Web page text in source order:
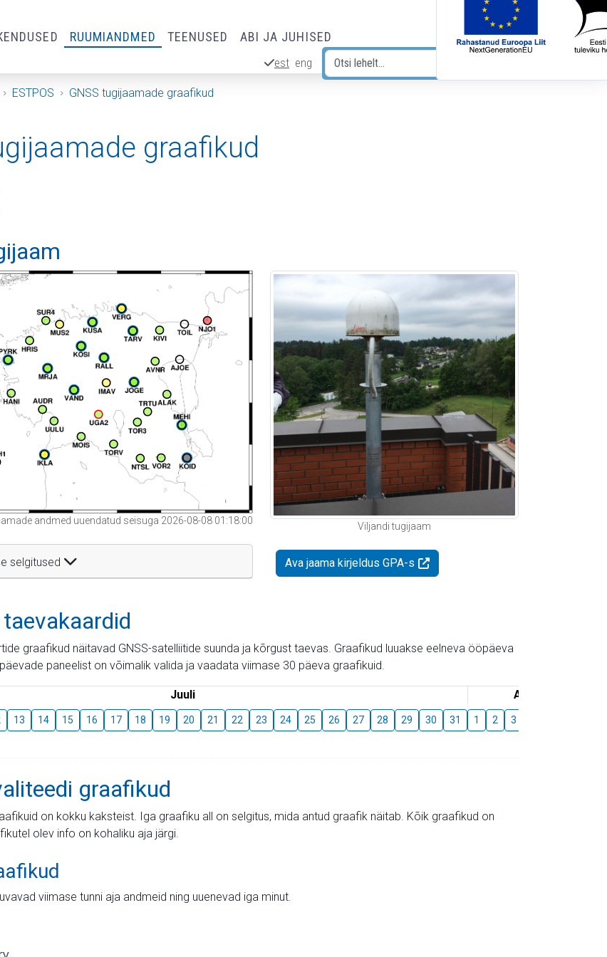
RUUMIANDMED TEENUSED ABI JA JUHISED
est eng
ESTPOS GNSS tugijaamade graafikud
graafikud
andmed uuendatud seisuga 2026-08-08 01:18:00
selgitused
Viljandi tugijaam
Ava jaama kirjeldus GPA-s
graafikud näitavad GNSS-satelliitide suunda ja kõrgust taevas. Graafikud luuakse eelneva ööpäeva
paneelist on võimalik valida ja vaadata viimase 30 päeva graafikuid.
Juuli August
13 14 15 16 17 18 19 20 21 22 23 24 25 26 27 28 29 30 31 1 2 3
graafikud
on kokku kaksteist. Iga graafiku all on selgitus, mida antud graafik näitab. Kõik graafikud on
olev info on kohaliku aja järgi.
viimase tunni aja andmeid ning uuenevad iga minut.